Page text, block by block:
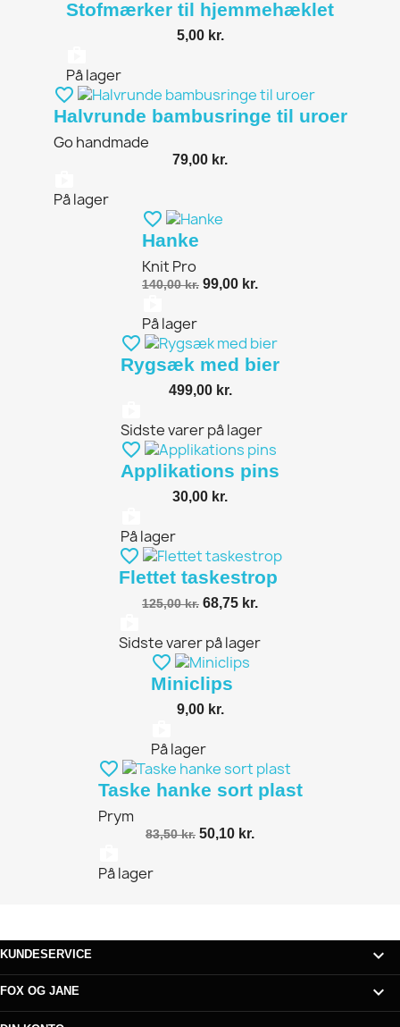
Stofmærker til hjemmehæklet
5,00 kr.
På lager
favorite_border
Halvrunde bambusringe til uroer
Go handmade
79,00 kr.
På lager
favorite_border
Hanke
Knit Pro
140,00 kr. 99,00 kr.
På lager
favorite_border
Rygsæk med bier
499,00 kr.
Sidste varer på lager
favorite_border
Applikations pins
30,00 kr.
På lager
favorite_border
Flettet taskestrop
125,00 kr. 68,75 kr.
Sidste varer på lager
favorite_border
Miniclips
9,00 kr.
På lager
favorite_border
Taske hanke sort plast
Prym
83,50 kr. 50,10 kr.
På lager
KUNDESERVICE 
FOX OG JANE 